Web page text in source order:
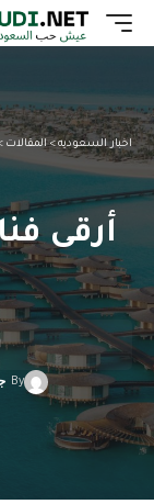
اخبار السعوديه>المقالات
أرقى
By